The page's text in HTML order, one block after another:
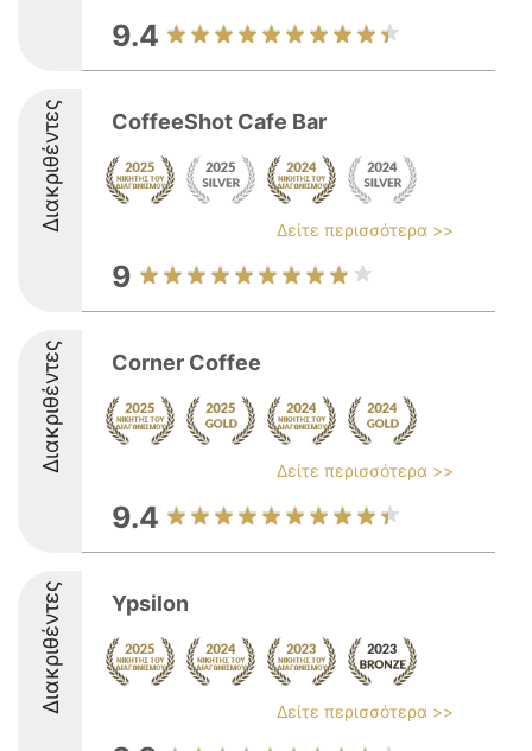
9.4
Διακριθέντες CoffeeShot Cafe Bar
Δείτε περισσότερα >>
9
Διακριθέντες Corner Coffee
Δείτε περισσότερα >>
9.4
Διακριθέντες Ypsilon
Δείτε περισσότερα >>